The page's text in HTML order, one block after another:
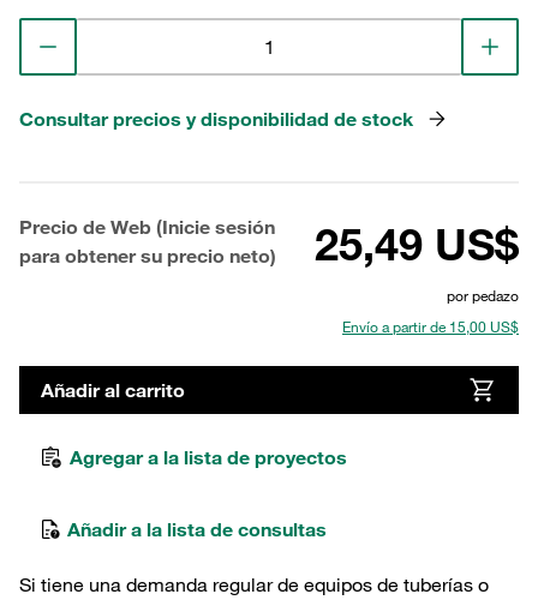
Consultar precios y disponibilidad de stock
Precio de Web (Inicie sesión
para obtener su precio neto)
25,49 US$
por pedazo
Envío a partir de 15,00 US$
Añadir al carrito
Agregar a la lista de proyectos
Añadir a la lista de consultas
Si tiene una demanda regular de equipos de tuberías o